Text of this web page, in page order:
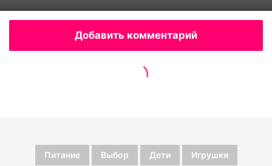
Питание Выбор Дети Игрушки